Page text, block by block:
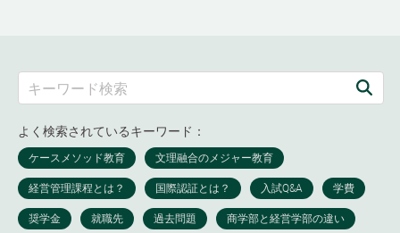
よく検索されているキーワード：